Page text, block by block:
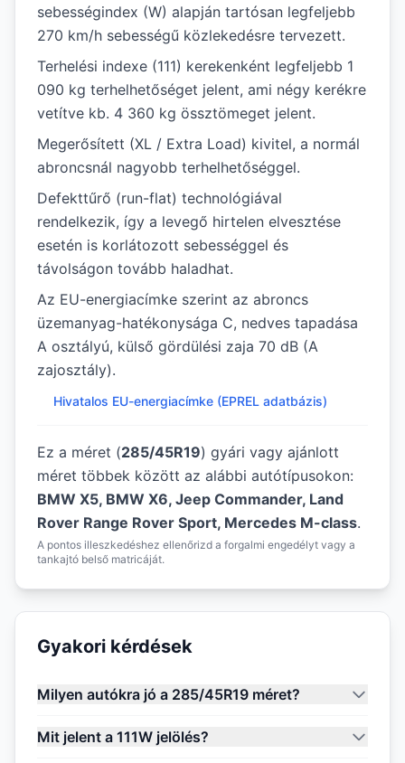
sebességindex (W) alapján tartósan legfeljebb
270 km/h sebességű közlekedésre tervezett.
Terhelési indexe (111) kerekenként legfeljebb 1
090 kg terhelhetőséget jelent, ami négy kerékre
vetítve kb. 4 360 kg össztömeget jelent.
Megerősített (XL / Extra Load) kivitel, a normál
abroncsnál nagyobb terhelhetőséggel.
Defekttűrő (run-flat) technológiával
rendelkezik, így a levegő hirtelen elvesztése
esetén is korlátozott sebességgel és
távolságon tovább haladhat.
Az EU-energiacímke szerint az abroncs
üzemanyag-hatékonysága C, nedves tapadása
A osztályú, külső gördülési zaja 70 dB (A
zajosztály).
Hivatalos EU-energiacímke (EPREL adatbázis)
Ez a méret (285/45R19) gyári vagy ajánlott
méret többek között az alábbi autótípusokon:
BMW X5, BMW X6, Jeep Commander, Land
Rover Range Rover Sport, Mercedes M-class.
A pontos illeszkedéshez ellenőrizd a forgalmi engedélyt vagy a
tankajtó belső matricáját.
Gyakori kérdések
Milyen autókra jó a 285/45R19 méret?
Mit jelent a 111W jelölés?